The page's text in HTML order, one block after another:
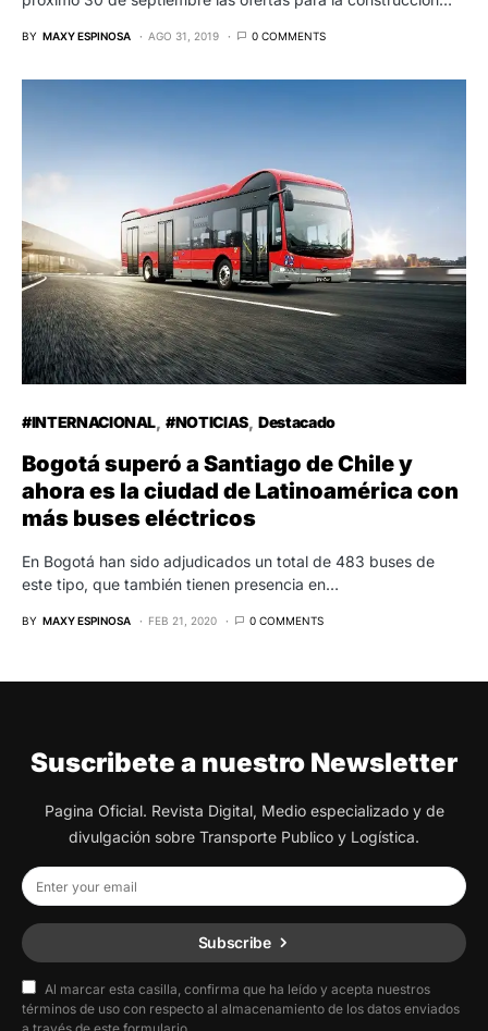
BY MAXY ESPINOSA AGO 31, 2019 0 COMMENTS
#INTERNACIONAL #NOTICIAS Destacado
Bogotá superó a Santiago de Chile y
ahora es la ciudad de Latinoamérica con
más buses eléctricos
En Bogotá han sido adjudicados un total de 483 buses de
este tipo, que también tienen presencia en…
BY MAXY ESPINOSA FEB 21, 2020 0 COMMENTS
Suscribete a nuestro Newsletter
Pagina Oficial. Revista Digital, Medio especializado y de
divulgación sobre Transporte Publico y Logística.
Subscribe
Al marcar esta casilla, confirma que ha leído y acepta nuestros
términos de uso con respecto al almacenamiento de los datos enviados